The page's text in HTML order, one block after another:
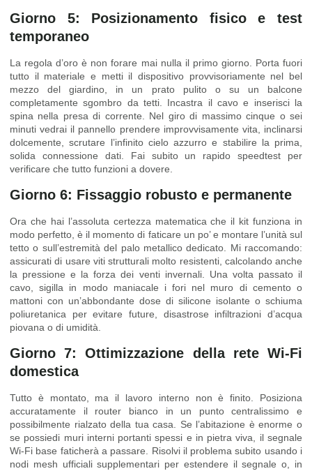
Giorno 5: Posizionamento fisico e test
temporaneo
La regola d’oro è non forare mai nulla il primo giorno. Porta fuori
tutto il materiale e metti il dispositivo provvisoriamente nel bel
mezzo del giardino, in un prato pulito o su un balcone
completamente sgombro da tetti. Incastra il cavo e inserisci la
spina nella presa di corrente. Nel giro di massimo cinque o sei
minuti vedrai il pannello prendere improvvisamente vita, inclinarsi
dolcemente, scrutare l’infinito cielo azzurro e stabilire la prima,
solida connessione dati. Fai subito un rapido speedtest per
verificare che tutto funzioni a dovere.
Giorno 6: Fissaggio robusto e permanente
Ora che hai l’assoluta certezza matematica che il kit funziona in
modo perfetto, è il momento di faticare un po’ e montare l’unità sul
tetto o sull’estremità del palo metallico dedicato. Mi raccomando:
assicurati di usare viti strutturali molto resistenti, calcolando anche
la pressione e la forza dei venti invernali. Una volta passato il
cavo, sigilla in modo maniacale i fori nel muro di cemento o
mattoni con un’abbondante dose di silicone isolante o schiuma
poliuretanica per evitare future, disastrose infiltrazioni d’acqua
piovana o di umidità.
Giorno 7: Ottimizzazione della rete Wi-Fi
domestica
Tutto è montato, ma il lavoro interno non è finito. Posiziona
accuratamente il router bianco in un punto centralissimo e
possibilmente rialzato della tua casa. Se l’abitazione è enorme o
se possiedi muri interni portanti spessi e in pietra viva, il segnale
Wi-Fi base faticherà a passare. Risolvi il problema subito usando i
nodi mesh ufficiali supplementari per estendere il segnale o, in